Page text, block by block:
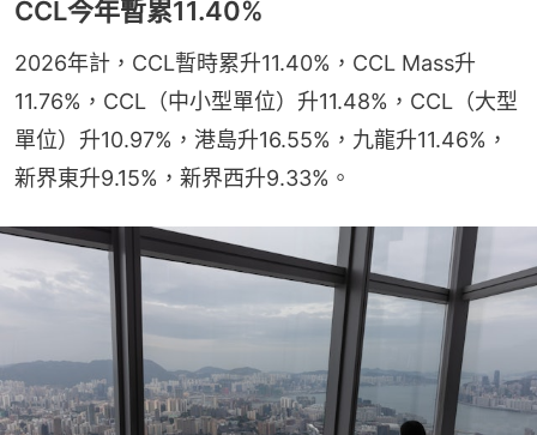
CCL今年暫累11.40%
2026年計，CCL暫時累升11.40%，CCL Mass升
11.76%，CCL（中小型單位）升11.48%，CCL（大型
單位）升10.97%，港島升16.55%，九龍升11.46%，
新界東升9.15%，新界西升9.33%。